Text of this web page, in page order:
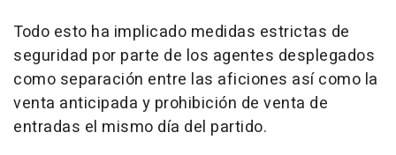
Todo esto ha implicado medidas estrictas de
seguridad por parte de los agentes desplegados
como separación entre las aficiones así como la
venta anticipada y prohibición de venta de
entradas el mismo día del partido.